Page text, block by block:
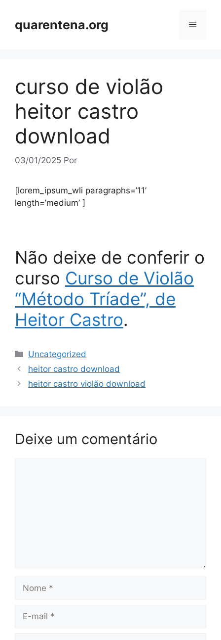
quarentena.org Menu
curso de violão
heitor castro
download
03/01/2025 Por
[lorem_ipsum_wli paragraphs=’11’
length=’medium’ ]
Não deixe de conferir o
curso Curso de Violão
“Método Tríade”, de
Heitor Castro.
Categorias
Uncategorized
heitor castro download
heitor castro violão download
Deixe um comentário
mail